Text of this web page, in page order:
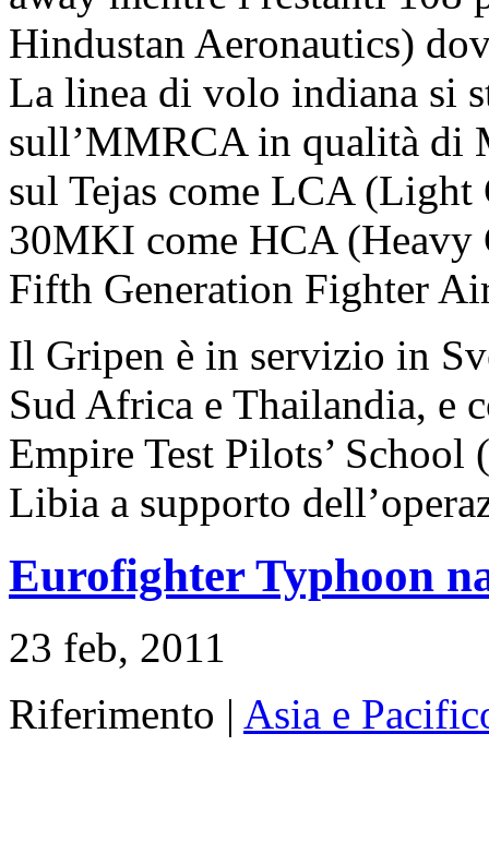
Hindustan Aeronautics)
La linea di volo indiana si
sull’MMRCA in qualità di
sul Tejas come LCA
30MKI come HCA (Heavy
Fifth Generation Fighter
Il Gripen è in servizio in
Sud Africa e Thailandia, e
Empire Test Pilots’
Libia a supporto
Eurofighter Typhoon
23 feb, 2011
Riferimento | Asia e